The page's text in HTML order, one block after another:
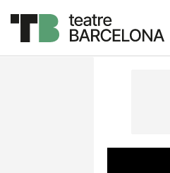
Descripció